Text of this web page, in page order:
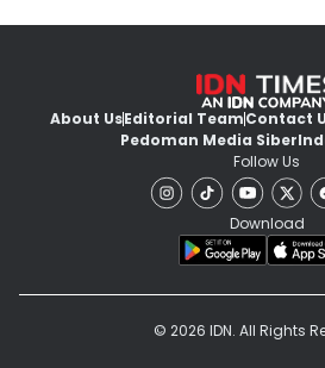
About UsEditorial TeamContact
Pedoman Media Siber
Follow Us
Download
© 2026 IDN. All Rights